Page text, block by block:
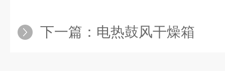
下一篇： 电热鼓风干燥箱